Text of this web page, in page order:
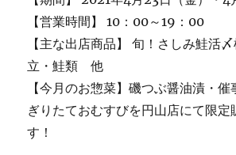
【営業時間】 10：00～19：00
【主な出店商品】 旬！さしみ鮭活
立・鮭類 他
【今月のお惣菜】磯つぶ醤油漬・
ぎりたておむすびを円山店にて限定
す！